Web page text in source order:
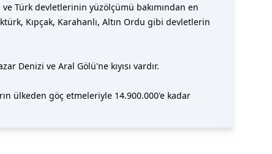
Türk devletlerinin yüzölçümü bakımından en
Kıpçak, Karahanlı, Altın Ordu gibi devletlerin
Denizi ve Aral Gölü'ne kıyısı vardır.
ülkeden göç etmeleriyle 14.900.000'e kadar